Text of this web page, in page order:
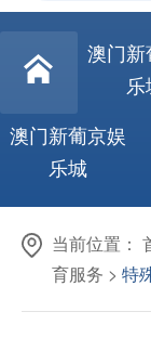
澳门
澳门新葡京娱
乐城
当前位置：
育服务 > 特